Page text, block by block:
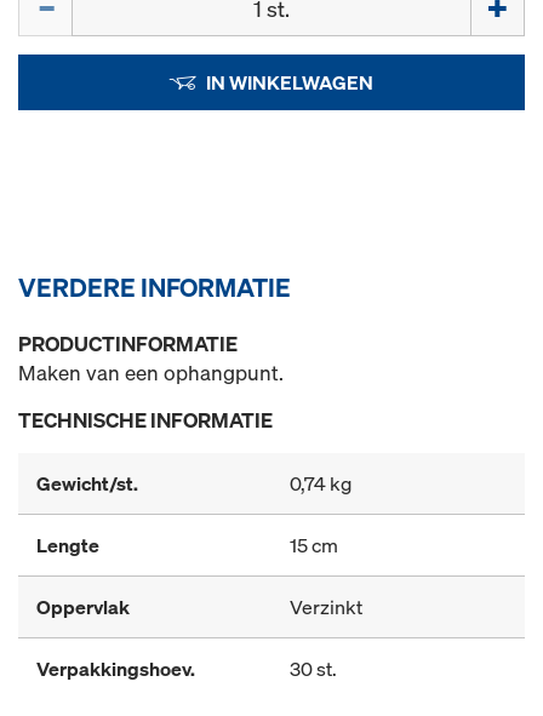
IN WINKELWAGEN
VERDERE INFORMATIE
PRODUCTINFORMATIE
Maken van een ophangpunt.
TECHNISCHE INFORMATIE
Gewicht/st. 0,74 kg
Lengte 15 cm
Oppervlak Verzinkt
Verpakkingshoev. 30 st.